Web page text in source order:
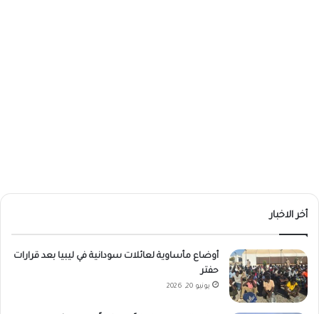
أخر الاخبار
أوضاع مأساوية لعائلات سودانية في ليبيا بعد قرارات
حفتر
يونيو 20, 2026